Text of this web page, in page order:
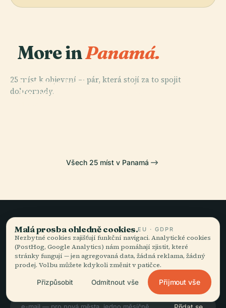
More inPanamá.
25 míst k objevení — pár, která stojí za to spojit
dohromady.
Metropolitní
Katedrála V
PLACE
Všech 25 míst v Panamá
Pomalé cestování,
dobře vyprávěné.
ZŮSTAŇTE VE SMYČCE
Malá prosba ohledně cookies.EU · GDPR
Nezbytné cookies zajišťují funkční navigaci. Analytické cookies
(PostHog, Google Analytics) nám pomáhají zjistit, které
stránky fungují — jen agregovaná data, žádná reklama, žádný
prodej. Volbu můžete kdykoli změnit v patičce.
Přizpůsobit Odmítnout vše Přijmout vše